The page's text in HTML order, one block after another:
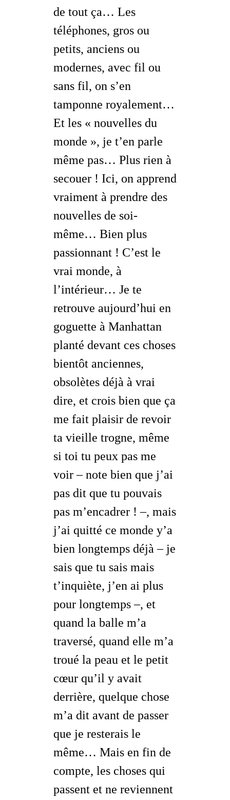
de tout ça… Les
téléphones, gros ou
petits, anciens ou
modernes, avec fil ou
sans fil, on s’en
tamponne royalement…
Et les « nouvelles du
monde », je t’en parle
même pas… Plus rien à
secouer ! Ici, on apprend
vraiment à prendre des
nouvelles de soi-
même… Bien plus
passionnant ! C’est le
vrai monde, à
l’intérieur… Je te
retrouve aujourd’hui en
goguette à Manhattan
planté devant ces choses
bientôt anciennes,
obsolètes déjà à vrai
dire, et crois bien que ça
me fait plaisir de revoir
ta vieille trogne, même
si toi tu peux pas me
voir –note bien que j’ai
pas dit que tu pouvais
pas m’encadrer ! –, mais
j’ai quitté ce monde y’a
bien longtemps déjà – je
sais que tu sais mais
t’inquiète, j’en ai plus
pour longtemps–, et
quand la balle m’a
traversé, quand elle m’a
troué la peau et le petit
cœur qu’il y avait
derrière, quelque chose
m’a dit avant de passer
que je resterais le
même… Mais en fin de
compte, les choses qui
passent et ne reviennent